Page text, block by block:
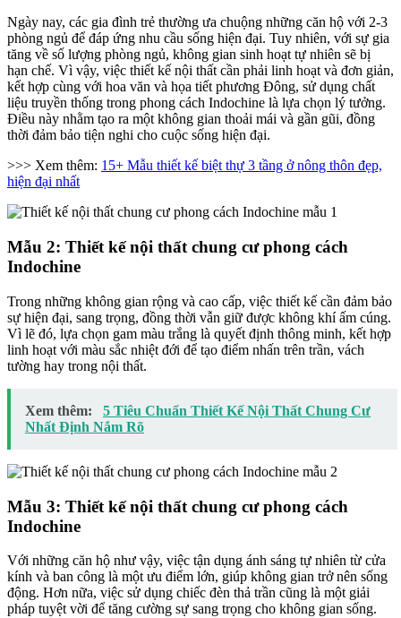
Ngày nay, các gia đình trẻ thường ưa chuộng những căn hộ với 2-3
phòng ngủ để đáp ứng nhu cầu sống hiện đại. Tuy nhiên, với sự gia
tăng về số lượng phòng ngủ, không gian sinh hoạt tự nhiên sẽ bị
hạn chế. Vì vậy, việc thiết kế nội thất cần phải linh hoạt và đơn giản,
kết hợp cùng với hoa văn và họa tiết phương Đông, sử dụng chất
liệu truyền thống trong phong cách Indochine là lựa chọn lý tưởng.
Điều này nhằm tạo ra một không gian thoải mái và gần gũi, đồng
thời đảm bảo tiện nghi cho cuộc sống hiện đại.
>>> Xem thêm: 15+ Mẫu thiết kế biệt thự 3 tầng ở nông thôn đẹp,
hiện đại nhất
Mẫu 2: Thiết kế nội thất chung cư phong cách
Indochine
Trong những không gian rộng và cao cấp, việc thiết kế cần đảm bảo
sự hiện đại, sang trọng, đồng thời vẫn giữ được không khí ấm cúng.
Vì lẽ đó, lựa chọn gam màu trắng là quyết định thông minh, kết hợp
linh hoạt với màu sắc nhiệt đới để tạo điểm nhấn trên trần, vách
tường hay trong nội thất.
Xem thêm:
5 Tiêu Chuẩn Thiết Kế Nội Thất Chung Cư
Nhất Định Nắm Rõ
Mẫu 3: Thiết kế nội thất chung cư phong cách
Indochine
Với những căn hộ như vậy, việc tận dụng ánh sáng tự nhiên từ cửa
kính và ban công là một ưu điểm lớn, giúp không gian trở nên sống
động. Hơn nữa, việc sử dụng chiếc đèn thả trần cũng là một giải
pháp tuyệt vời để tăng cường sự sang trọng cho không gian sống.